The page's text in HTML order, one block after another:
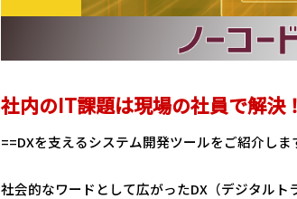
社内のIT課題は現場の社員で解決！
==DXを支えるシステム開発ツールをご紹介しま
社会的なワードとして広がったDX（デジタルト